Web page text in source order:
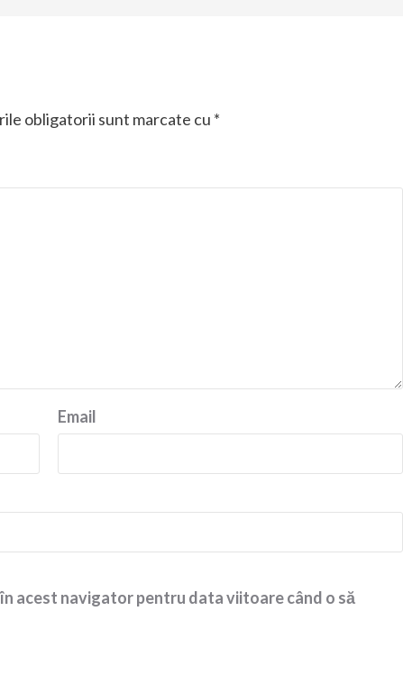
obligatorii sunt marcate cu *
Email
acest navigator pentru data viitoare când o să